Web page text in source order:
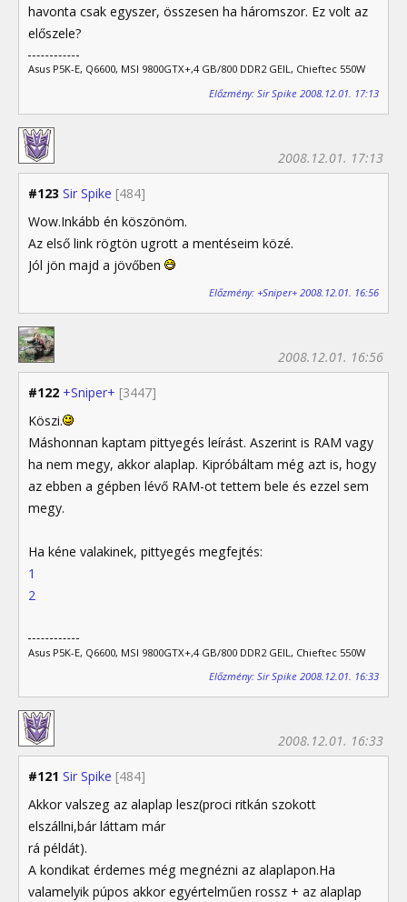
havonta csak egyszer, összesen ha háromszor. Ez volt az
előszele?
Asus P5K-E, Q6600, MSI 9800GTX+,4 GB/800 DDR2 GEIL, Chieftec 550W
Előzmény: Sir Spike 2008.12.01. 17:13
#123 Sir Spike [484]
2008.12.01. 17:13
Wow.Inkább én köszönöm.
Az első link rögtön ugrott a mentéseim közé.
Jól jön majd a jövőben
Előzmény: +Sniper+ 2008.12.01. 16:56
#122 +Sniper+ [3447]
2008.12.01. 16:56
Köszi.
Máshonnan kaptam pittyegés leírást. Aszerint is RAM vagy
ha nem megy, akkor alaplap. Kipróbáltam még azt is, hogy
az ebben a gépben lévő RAM-ot tettem bele és ezzel sem
megy.
Ha kéne valakinek, pittyegés megfejtés:
1
2
Asus P5K-E, Q6600, MSI 9800GTX+,4 GB/800 DDR2 GEIL, Chieftec 550W
Előzmény: Sir Spike 2008.12.01. 16:33
#121 Sir Spike [484]
2008.12.01. 16:33
Akkor valszeg az alaplap lesz(proci ritkán szokott
elszállni,bár láttam már
rá példát).
A kondikat érdemes még megnézni az alaplapon.Ha
valamelyik púpos akkor egyértelműen rossz + az alaplap